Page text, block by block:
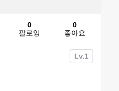
0
팔로잉
0
좋아요
Lv.1